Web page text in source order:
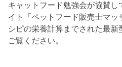
キャットフード勉強会が協賛し
イト「ペットフード販売士マッ
シピの栄養計算までされた最
ご覧ください。